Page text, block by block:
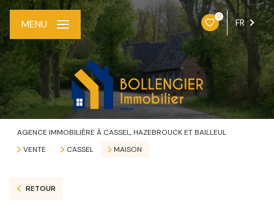
0
FR
MENU
AGENCE IMMOBILIÈRE À CASSEL, HAZEBROUCK ET BAILLEUL
VENTE
CASSEL MAISON
RETOUR